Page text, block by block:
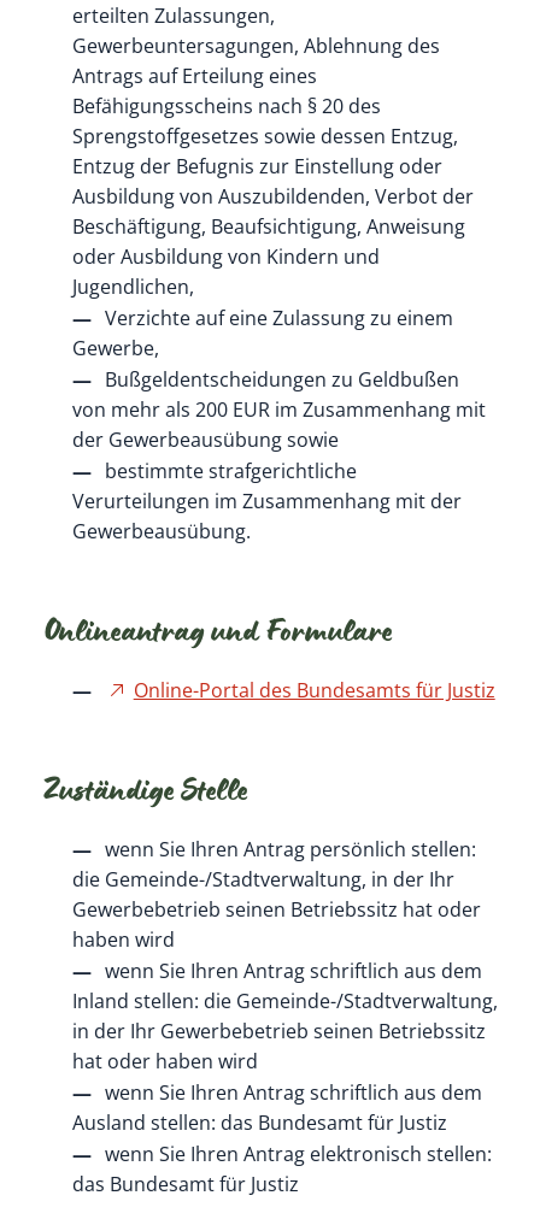
erteilten Zulassungen,
Gewerbeuntersagungen, Ablehnung des
Antrags auf Erteilung eines
Befähigungsscheins nach § 20 des
Sprengstoffgesetzes sowie dessen Entzug,
Entzug der Befugnis zur Einstellung oder
Ausbildung von Auszubildenden, Verbot der
Beschäftigung, Beaufsichtigung, Anweisung
oder Ausbildung von Kindern und
Jugendlichen,
Verzichte auf eine Zulassung zu einem
Gewerbe,
Bußgeldentscheidungen zu Geldbußen
von mehr als 200 EUR im Zusammenhang mit
der Gewerbeausübung sowie
bestimmte strafgerichtliche
Verurteilungen im Zusammenhang mit der
Gewerbeausübung.
Onlineantrag und Formulare
Online-Portal des Bundesamts für Justiz
Zuständige Stelle
wenn Sie Ihren Antrag persönlich stellen:
die Gemeinde-/Stadtverwaltung, in der Ihr
Gewerbebetrieb seinen Betriebssitz hat oder
haben wird
wenn Sie Ihren Antrag schriftlich aus dem
Inland stellen: die Gemeinde-/Stadtverwaltung,
in der Ihr Gewerbebetrieb seinen Betriebssitz
hat oder haben wird
wenn Sie Ihren Antrag schriftlich aus dem
Ausland stellen: das Bundesamt für Justiz
wenn Sie Ihren Antrag elektronisch stellen:
das Bundesamt für Justiz